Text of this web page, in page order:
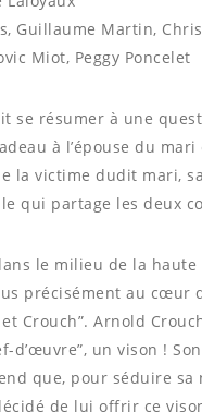
Guillaume Martin,
Miot, Peggy Poncelet
se résumer à une
à l’épouse du mari
la victime dudit mari,
qui partage les deux
le milieu de la haute
précisément au cœur
et Crouch”. Arnold
d’œuvre”, un vison !
que, pour séduire sa
de lui offrir ce